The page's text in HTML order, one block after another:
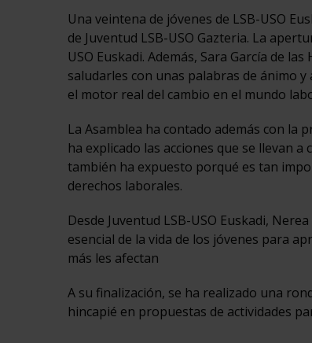
Una veintena de jóvenes de LSB-USO
de Juventud LSB-USO Gazteria. La
USO Euskadi. Además, Sara García de
saludarles con unas palabras de ánimo
el motor real del cambio en el mundo
La Asamblea ha contado además con la
ha explicado las acciones que se llevan
también ha expuesto porqué es tan
derechos laborales.
Desde Juventud LSB-USO Euskadi,
esencial de la vida de los jóvenes para
más les afectan
A su finalización, se ha realizado una
hincapié en propuestas de actividades